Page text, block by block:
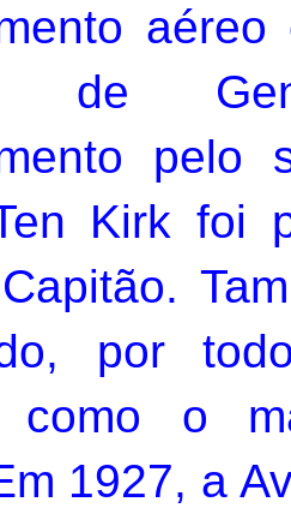
de
pelo
Kirk foi
por
como o
1927, a